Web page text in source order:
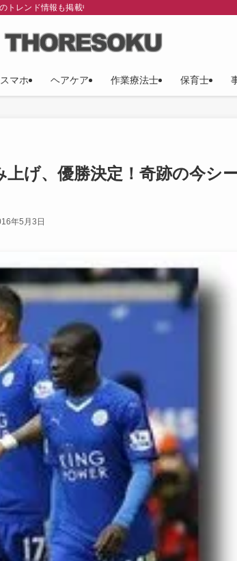
トレンド情報も掲載中！
スマホ ヘアケア 作業療法士 保育士
げ、優勝決定！奇跡の今シ
年5月3日